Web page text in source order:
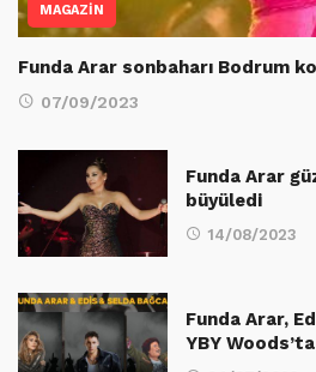
MAGAZİN
Funda Arar sonbaharı Bodrum
07/09/2023
Funda Arar
büyüledi
14/08/2023
Funda Arar,
YBY Woods’ta